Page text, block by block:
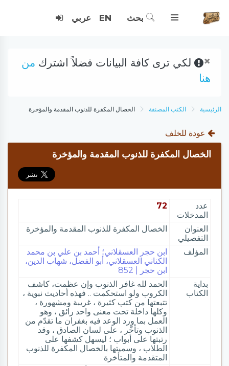
بحث EN عربي
× لكي ترى كافة البيانات فضلاً اشترك من
هنا
الرئيسية الكتب المصنفة الخصال المكفرة للذنوب المقدمة والمؤخرة
عودة للخلف
الخصال المكفرة للذنوب المقدمة والمؤخرة
عدد
المدخلات
72
العنوان
التفصيلي
الخصال المكفرة للذنوب المقدمة والمؤخرة
المؤلف
ابن حجر العسقلاني؛ أحمد بن علي بن محمد
الكناني العسقلاني، أبو الفضل، شهاب الدين،
ابن حجر | 852
بداية
الكتاب
الحمد لله غافر الذنوب وإن عظمت، كاشف
الكروب ولو استحكمت .. فهذه أحاديث نبوية ،
تتبعتها من كتب كثيرة ، غريبة ومشهورة ،
وكلها داخلة تحت معنى واحد رائق ، وهو
العمل بما ورد الوعد فيه بغفران ما تقدّم من
الذنوب وتأخّر ، على لسان الصادق ، وقد
رتبتها على أبواب ؛ ليسهل كشفها على
الطلاب ، وسميتها بالخصال المكفرة للذنوب
المتقدمة والمتأخرة